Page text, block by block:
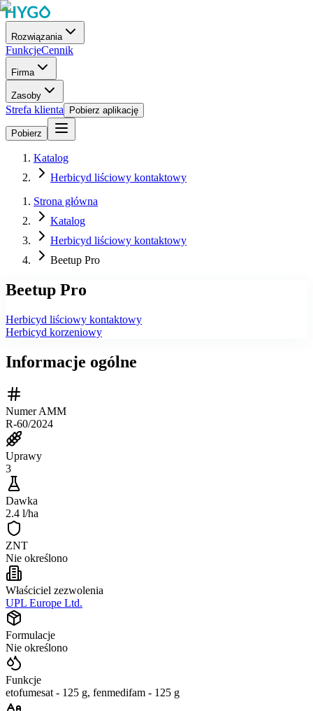
Rozwiązania
FunkcjeCennik
Firma
Zasoby
Strefa klienta Pobierz aplikację
Pobierz
Katalog
Herbicyd liściowy kontaktowy
Strona główna
Katalog
Herbicyd liściowy kontaktowy
Beetup Pro
Beetup Pro
Herbicyd liściowy kontaktowy
Herbicyd korzeniowy
Informacje ogólne
Numer AMM
R-60/2024
Uprawy
3
Dawka
2.4 l/ha
ZNT
Nie określono
Właściciel zezwolenia
UPL Europe Ltd.
Formulacje
Nie określono
Funkcje
etofumesat - 125 g, fenmedifam - 125 g